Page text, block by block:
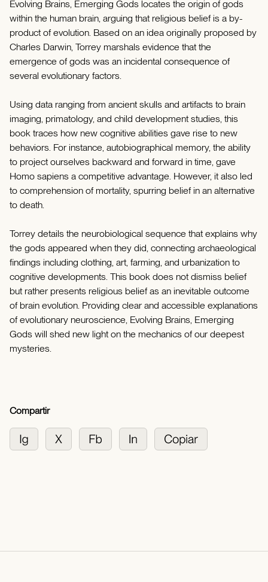
Evolving Brains, Emerging Gods locates the origin of gods
within the human brain, arguing that religious belief is a by-
product of evolution. Based on an idea originally proposed by
Charles Darwin, Torrey marshals evidence that the
emergence of gods was an incidental consequence of
several evolutionary factors.
Using data ranging from ancient skulls and artifacts to brain
imaging, primatology, and child development studies, this
book traces how new cognitive abilities gave rise to new
behaviors. For instance, autobiographical memory, the ability
to project ourselves backward and forward in time, gave
Homo sapiens a competitive advantage. However, it also led
to comprehension of mortality, spurring belief in an alternative
to death.
Torrey details the neurobiological sequence that explains why
the gods appeared when they did, connecting archaeological
findings including clothing, art, farming, and urbanization to
cognitive developments. This book does not dismiss belief
but rather presents religious belief as an inevitable outcome
of brain evolution. Providing clear and accessible explanations
of evolutionary neuroscience, Evolving Brains, Emerging
Gods will shed new light on the mechanics of our deepest
mysteries.
Compartir